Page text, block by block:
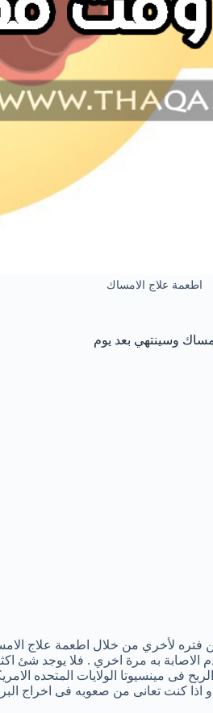
اطعمة علاج الامساك
فتره لأخري من خلال اطعمة علاج
به مرة اخري . فلا يوجد شئ
فى مينسيوتا الولايات المتحده
فى الاسبوع او اذا كنت تعانى من صعوبه فى